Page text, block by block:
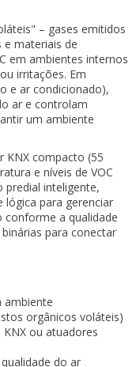
– gases emitidos
materiais de
em ambientes internos
irritações. Em
e ar condicionado),
ar e controlam
um ambiente
KNX compacto (55
e níveis de VOC
predial inteligente,
lógica para gerenciar
a qualidade
para conectar
ambiente
orgânicos voláteis)
ou atuadores
do ar